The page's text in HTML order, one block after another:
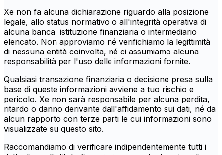
Xe non fa alcuna dichiarazione riguardo alla posizione
legale, allo status normativo o all'integrità operativa di
alcuna banca, istituzione finanziaria o intermediario
elencato. Non approviamo né verifichiamo la legittimità
di nessuna entità coinvolta, né ci assumiamo alcuna
responsabilità per l'uso delle informazioni fornite.
Qualsiasi transazione finanziaria o decisione presa sulla
base di queste informazioni avviene a tuo rischio e
pericolo. Xe non sarà responsabile per alcuna perdita,
ritardo o danno derivante dall'affidamento sui dati, né da
alcun rapporto con terze parti le cui informazioni sono
visualizzate su questo sito.
Raccomandiamo di verificare indipendentemente tutti i